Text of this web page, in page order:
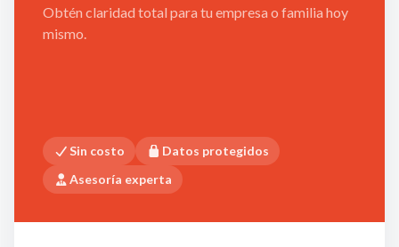
Obtén claridad total para tu empresa o familia hoy
mismo.
Sin costo
Datos protegidos
Asesoría experta